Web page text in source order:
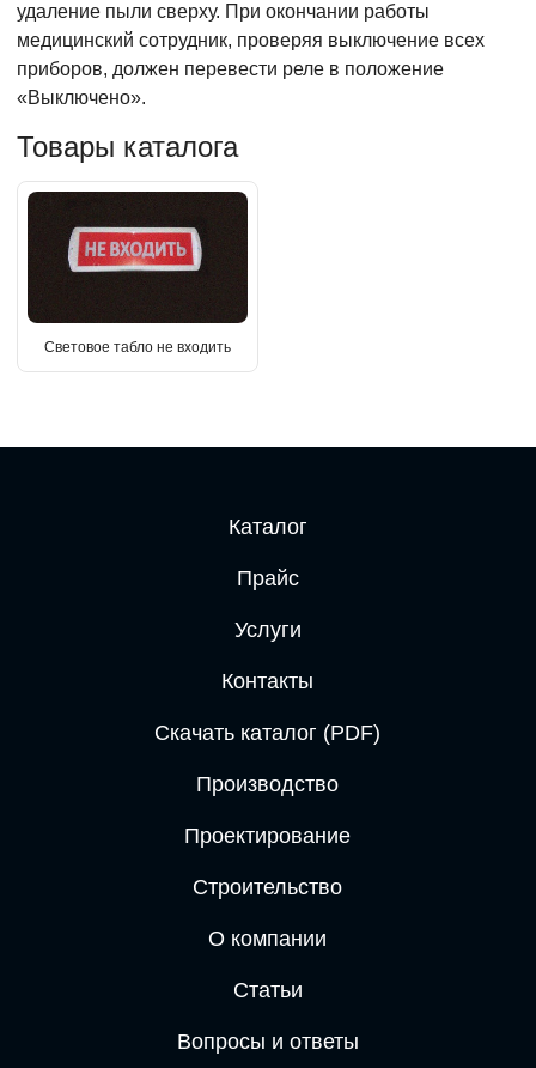
удаление пыли сверху. При окончании работы
медицинский сотрудник, проверяя выключение всех
приборов, должен перевести реле в положение
«Выключено».
Товары каталога
Световое табло не входить
Каталог
Прайс
Услуги
Контакты
Скачать каталог (PDF)
Производство
Проектирование
Строительство
О компании
Статьи
Вопросы и ответы